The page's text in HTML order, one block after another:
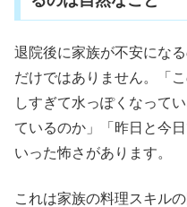
退院後に家族が不安にな
だけではありません。「
しすぎて水っぽくなって
ているのか」「昨日と今
いった怖さがあります。
これは家族の料理スキル